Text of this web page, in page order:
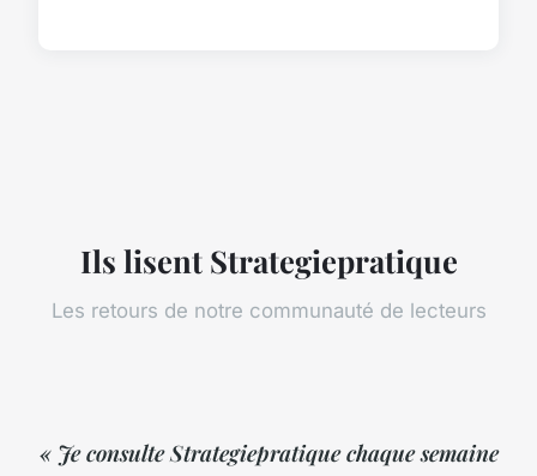
Ils lisent Strategiepratique
Les retours de notre communauté de lecteurs
« Je consulte Strategiepratique chaque semaine